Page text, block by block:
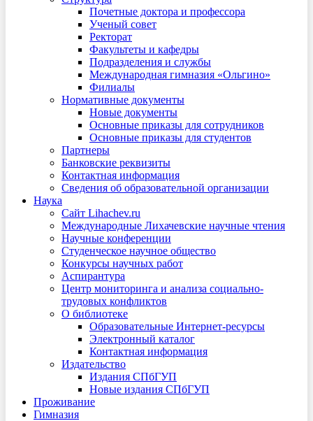
Почетные доктора и профессора
Ученый совет
Ректорат
Факультеты и кафедры
Подразделения и службы
Международная гимназия «Ольгино»
Филиалы
Нормативные документы
Новые документы
Основные приказы для сотрудников
Основные приказы для студентов
Партнеры
Банковские реквизиты
Контактная информация
Сведения об образовательной организации
Наука
Сайт Lihachev.ru
Международные Лихачевские научные чтения
Научные конференции
Студенческое научное общество
Конкурсы научных работ
Аспирантура
Центр мониторинга и анализа социально-
трудовых конфликтов
О библиотеке
Образовательные Интернет-ресурсы
Электронный каталог
Контактная информация
Издательство
Издания СПбГУП
Новые издания СПбГУП
Проживание
Гимназия